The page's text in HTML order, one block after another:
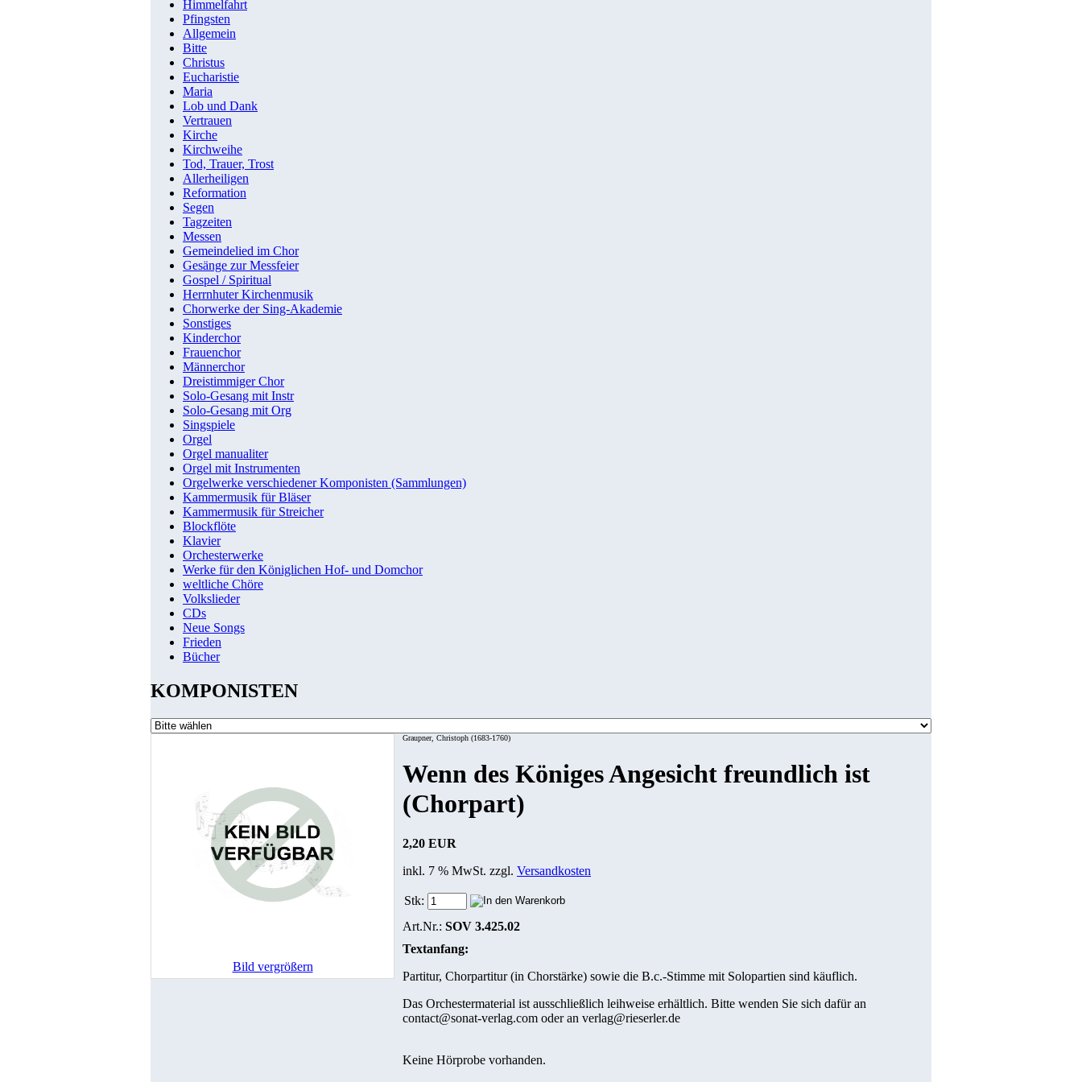
Himmelfahrt
Pfingsten
Allgemein
Bitte
Christus
Eucharistie
Maria
Lob und Dank
Vertrauen
Kirche
Kirchweihe
Tod, Trauer, Trost
Allerheiligen
Reformation
Segen
Tagzeiten
Messen
Gemeindelied im Chor
Gesänge zur Messfeier
Gospel / Spiritual
Herrnhuter Kirchenmusik
Chorwerke der Sing-Akademie
Sonstiges
Kinderchor
Frauenchor
Männerchor
Dreistimmiger Chor
Solo-Gesang mit Instr
Solo-Gesang mit Org
Singspiele
Orgel
Orgel manualiter
Orgel mit Instrumenten
Orgelwerke verschiedener Komponisten (Sammlungen)
Kammermusik für Bläser
Kammermusik für Streicher
Blockflöte
Klavier
Orchesterwerke
Werke für den Königlichen Hof- und Domchor
weltliche Chöre
Volkslieder
CDs
Neue Songs
Frieden
Bücher
KOMPONISTEN
Bild vergrößern
Graupner, Christoph (1683-1760)
Wenn des Königes Angesicht freundlich ist
(Chorpart)
2,20 EUR
inkl. 7 % MwSt. zzgl. Versandkosten
Stk:
Art.Nr.: SOV 3.425.02
Textanfang:
Partitur, Chorpartitur (in Chorstärke) sowie die B.c.-Stimme mit Solopartien sind käuflich.
Das Orchestermaterial ist ausschließlich leihweise erhältlich. Bitte wenden Sie sich dafür an
contact@sonat-verlag.com oder an verlag@rieserler.de
Keine Hörprobe vorhanden.